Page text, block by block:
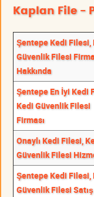
Kaplan File -
Şentepe Kedi Filesi,
Güvenlik Filesi
Hakkında
Şentepe En İyi Kedi
Kedi Güvenlik Filesi
Firması
Onaylı Kedi Filesi,
Güvenlik Filesi
Şentepe Kedi Filesi,
Güvenlik Filesi